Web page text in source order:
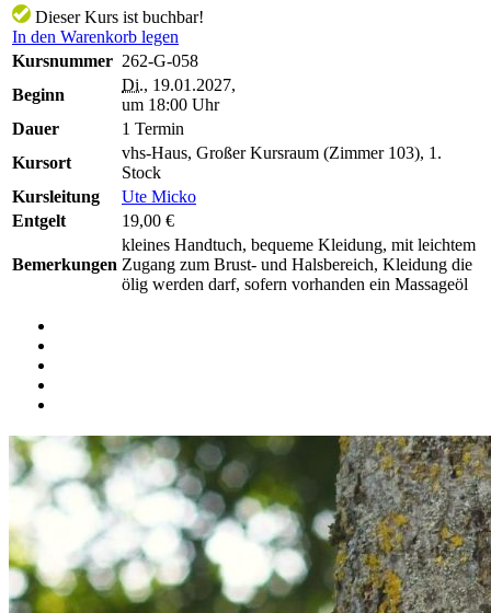
Dieser Kurs ist buchbar!
In den Warenkorb legen
Kursnummer 262-G-058
Beginn
Di., 19.01.2027,
um 18:00 Uhr
Dauer
1 Termin
Kursort
vhs-Haus, Großer Kursraum (Zimmer 103), 1.
Stock
Kursleitung
Ute Micko
Entgelt
19,00 €
Bemerkungen
kleines Handtuch, bequeme Kleidung, mit leichtem
Zugang zum Brust- und Halsbereich, Kleidung die
ölig werden darf, sofern vorhanden ein Massageöl